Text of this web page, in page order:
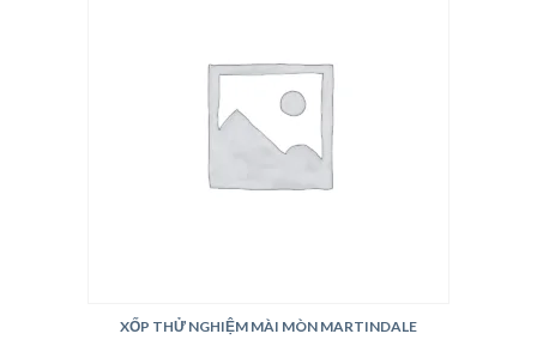
XỐP THỬ NGHIỆM MÀI MÒN MARTINDALE